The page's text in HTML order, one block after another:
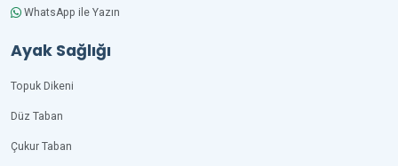
WhatsApp ile Yazın
Ayak Sağlığı
Topuk Dikeni
Düz Taban
Çukur Taban